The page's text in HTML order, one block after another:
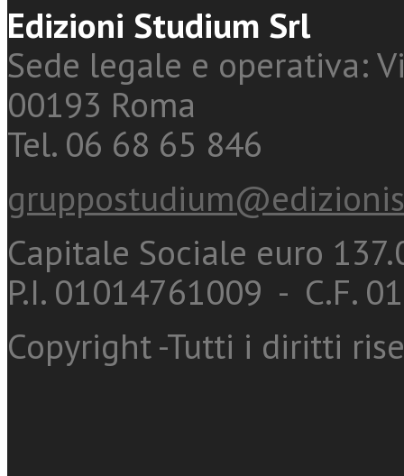
Edizioni Studium Srl
Sede legale e operativa:
00193 Roma
Tel. 06 68 65 846
Capitale Sociale euro
P.I. 01014761009 - C.F.
Copyright -Tutti i diritti